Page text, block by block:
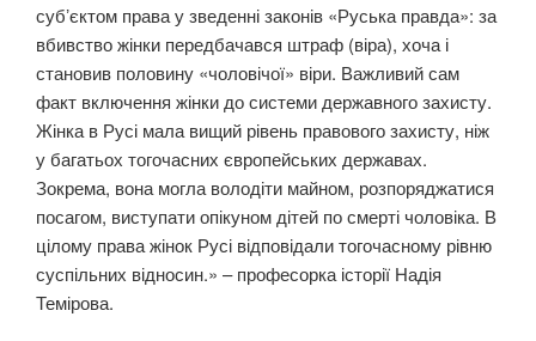
субʼєктом права у зведенні законів «Руська правда»: за
вбивство жінки передбачався штраф (віра), хоча і
становив половину «чоловічої» віри. Важливий сам
факт включення жінки до системи державного захисту.
Жінка в Русі мала вищий рівень правового захисту, ніж
у багатьох тогочасних європейських державах.
Зокрема, вона могла володіти майном, розпоряджатися
посагом, виступати опікуном дітей по смерті чоловіка. В
цілому права жінок Русі відповідали тогочасному рівню
суспільних відносин.» – професорка історії Надія
Темірова.